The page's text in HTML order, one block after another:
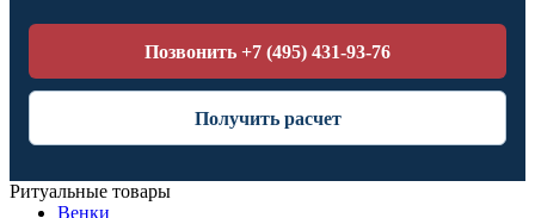
Позвонить +7 (495) 431-93-76
Получить расчет
Ритуальные товары
Венки